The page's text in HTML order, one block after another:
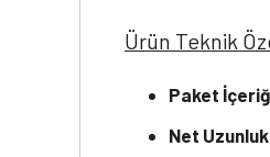
Ürün Teknik
Paket
Net